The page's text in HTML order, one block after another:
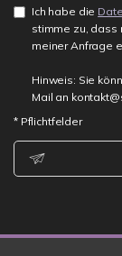
Ich habe die
stimme zu, dass
meiner Anfrage
Hinweis: Sie
Mail an
* Pflichtfelder